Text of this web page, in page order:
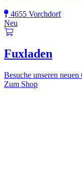
4655 Vorchdorf
Neu
Fuxladen
Besuche unseren
Zum Shop